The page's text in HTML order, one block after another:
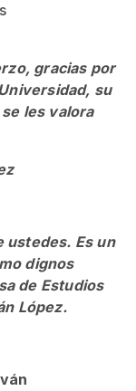
gracias por
su
les valora
ustedes. Es un
dignos
de Estudios
López.